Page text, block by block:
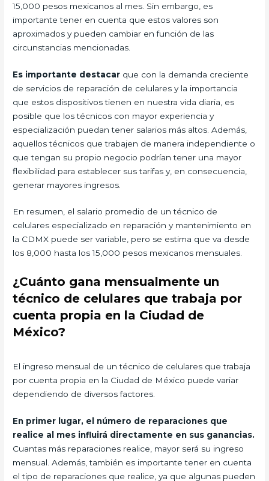
15,000 pesos mexicanos al mes. Sin embargo, es
importante tener en cuenta que estos valores son
aproximados y pueden cambiar en función de las
circunstancias mencionadas.
Es importante destacar que con la demanda creciente
de servicios de reparación de celulares y la importancia
que estos dispositivos tienen en nuestra vida diaria, es
posible que los técnicos con mayor experiencia y
especialización puedan tener salarios más altos. Además,
aquellos técnicos que trabajen de manera independiente o
que tengan su propio negocio podrían tener una mayor
flexibilidad para establecer sus tarifas y, en consecuencia,
generar mayores ingresos.
En resumen, el salario promedio de un técnico de
celulares especializado en reparación y mantenimiento en
la CDMX puede ser variable, pero se estima que va desde
los 8,000 hasta los 15,000 pesos mexicanos mensuales.
¿Cuánto gana mensualmente un
técnico de celulares que trabaja por
cuenta propia en la Ciudad de
México?
El ingreso mensual de un técnico de celulares que trabaja
por cuenta propia en la Ciudad de México puede variar
dependiendo de diversos factores.
En primer lugar, el número de reparaciones que
realice al mes influirá directamente en sus ganancias.
Cuantas más reparaciones realice, mayor será su ingreso
mensual. Además, también es importante tener en cuenta
el tipo de reparaciones que realice, ya que algunas pueden